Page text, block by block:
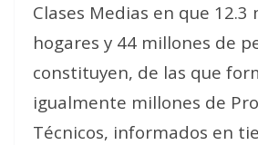
Clases Medias en que 12.3
hogares y 44 millones de
constituyen, de las que
igualmente millones de
Técnicos, informados en